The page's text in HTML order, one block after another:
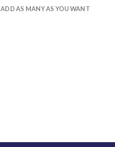
ADD AS MANY AS YOU WANT